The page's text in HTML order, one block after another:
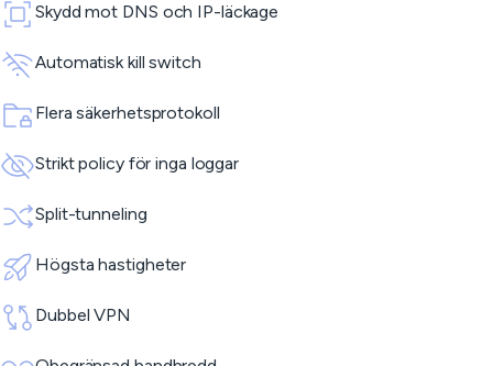
Skydd mot DNS och IP-läckage
Automatisk kill switch
Flera säkerhetsprotokoll
Strikt policy för inga loggar
Split-tunneling
Högsta hastigheter
Dubbel VPN